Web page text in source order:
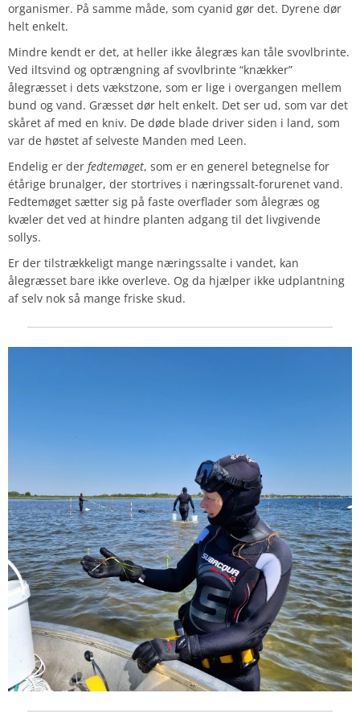
organismer. På samme måde, som cyanid gør det. Dyrene dør
helt enkelt.
Mindre kendt er det, at heller ikke ålegræs kan tåle svovlbrinte.
Ved iltsvind og optrængning af svovlbrinte “knækker”
ålegræsset i dets vækstzone, som er lige i overgangen mellem
bund og vand. Græsset dør helt enkelt. Det ser ud, som var det
skåret af med en kniv. De døde blade driver siden i land, som
var de høstet af selveste Manden med Leen.
Endelig er der fedtemøget, som er en generel betegnelse for
étårige brunalger, der stortrives i næringssalt-forurenet vand.
Fedtemøget sætter sig på faste overflader som ålegræs og
kvæler det ved at hindre planten adgang til det livgivende
sollys.
Er der tilstrækkeligt mange næringssalte i vandet, kan
ålegræsset bare ikke overleve. Og da hjælper ikke udplantning
af selv nok så mange friske skud.